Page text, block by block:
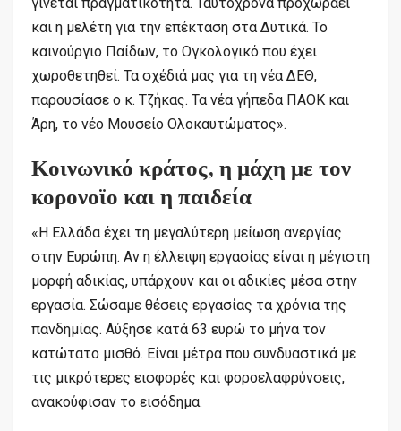
και η μελέτη για την επέκταση στα Δυτικά. Το
καινούργιο Παίδων, το Ογκολογικό που έχει
χωροθετηθεί. Τα σχέδιά μας για τη νέα ΔΕΘ,
παρουσίασε ο κ. Τζήκας. Τα νέα γήπεδα ΠΑΟΚ και
Άρη, το νέο Μουσείο Ολοκαυτώματος».
Κοινωνικό κράτος, η μάχη με τον
κορονοϊο και η παιδεία
«Η Ελλάδα έχει τη μεγαλύτερη μείωση ανεργίας
στην Ευρώπη. Αν η έλλειψη εργασίας είναι η μέγιστη
μορφή αδικίας, υπάρχουν και οι αδικίες μέσα στην
εργασία. Σώσαμε θέσεις εργασίας τα χρόνια της
πανδημίας. Αύξησε κατά 63 ευρώ το μήνα τον
κατώτατο μισθό. Είναι μέτρα που συνδυαστικά με
τις μικρότερες εισφορές και φοροελαφρύνσεις,
ανακούφισαν το εισόδημα.